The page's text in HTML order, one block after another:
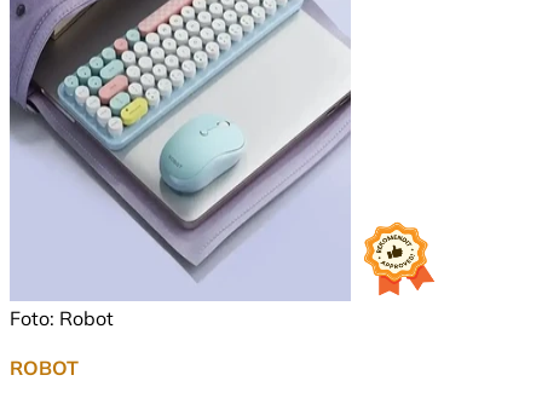
Foto: Robot
ROBOT